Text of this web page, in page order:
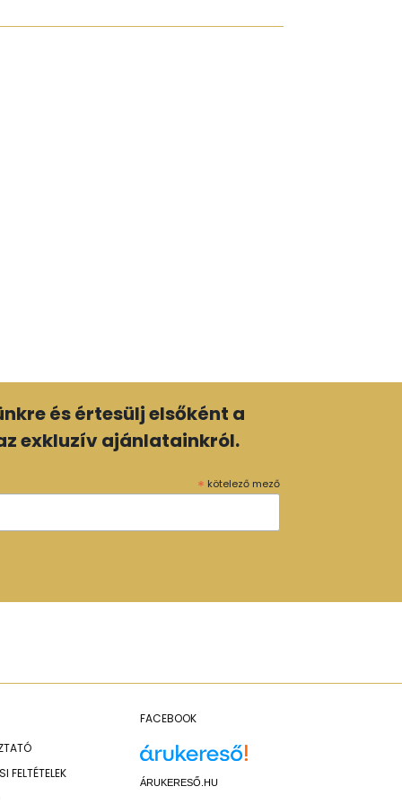
és értesülj elsőként a
exkluzív ajánlatainkról.
* kötelező mező
FELTÉTELEK
FACEBOOK
ÁRUKERESŐ.HU